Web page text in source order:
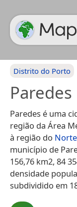
Distrito do Porto
Paredes
Paredes é uma
região da Área
à região do Norte
município de
156,76 km2, 84
densidade
subdividido em